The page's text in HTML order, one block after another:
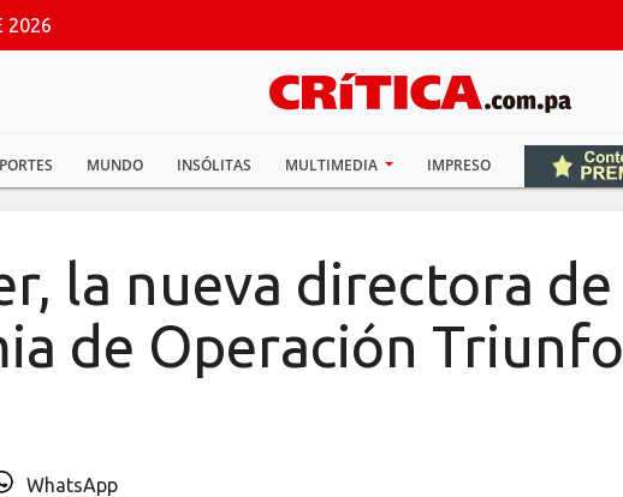
2026
MUNDO INSÓLITAS MULTIMEDIA IMPRESO
la nueva directora de
de Operación Triunfo
WhatsApp